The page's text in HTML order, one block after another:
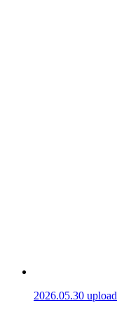
2026.05.30 upload